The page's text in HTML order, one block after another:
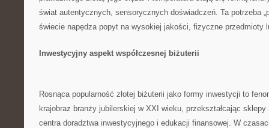
świat autentycznych, sensorycznych doświadczeń. Ta potrzeba
świecie napędza popyt na wysokiej jakości, fizyczne przedmioty
Inwestycyjny aspekt współczesnej biżuterii
Rosnąca popularność złotej biżuterii jako formy inwestycji to
krajobraz branży jubilerskiej w XXI wieku, przekształcając
centra doradztwa inwestycyjnego i edukacji finansowej. W